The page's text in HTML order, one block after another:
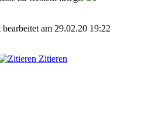
bearbeitet am 29.02.20 19:22
Zitieren